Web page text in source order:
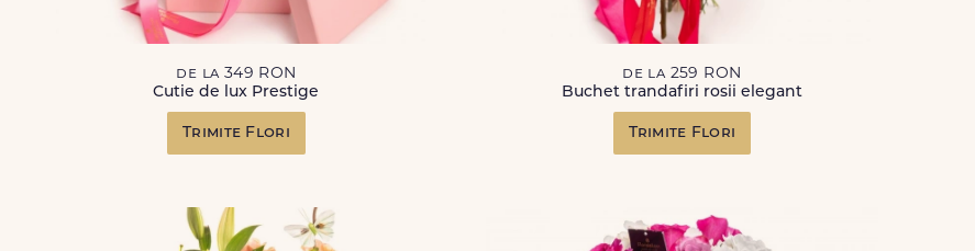
de la 349 RON
Cutie de lux Prestige
Trimite Flori
de la 259 RON
Buchet trandafiri rosii elegant
Trimite Flori